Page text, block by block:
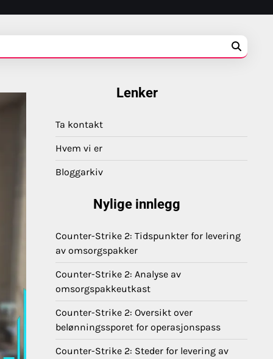
Lenker
Ta kontakt
Hvem vi er
Bloggarkiv
Nylige innlegg
Counter-Strike 2: Tidspunkter for levering
av omsorgspakker
Counter-Strike 2: Analyse av
omsorgspakkeutkast
Counter-Strike 2: Oversikt over
belønningssporet for operasjonspass
Counter-Strike 2: Steder for levering av